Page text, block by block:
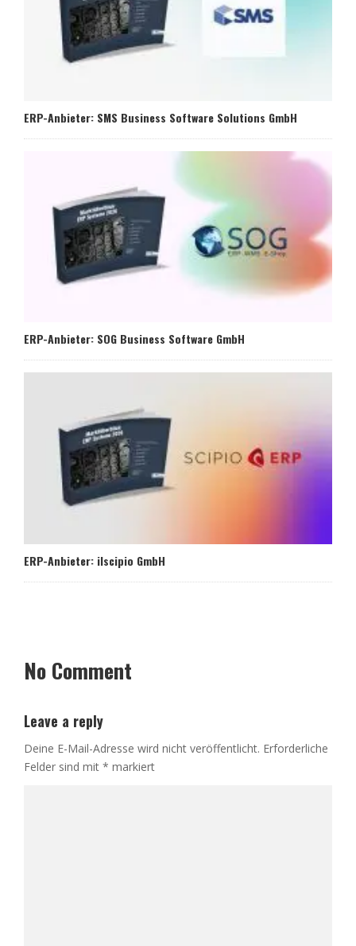
ERP-Anbieter: SMS Business Software Solutions GmbH
ERP-Anbieter: SOG Business Software GmbH
ERP-Anbieter: ilscipio GmbH
No Comment
Leave a reply
Deine E-Mail-Adresse wird nicht veröffentlicht. Erforderliche
Felder sind mit * markiert